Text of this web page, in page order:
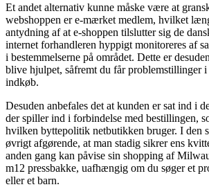
Et andet alternativ kunne måske være at
webshoppen er e-mærket medlem, hvilket
antydning af at e-shoppen tilslutter sig de
internet forhandleren hyppigt monitoreres af
i bestemmelserne på området. Dette er
blive hjulpet, såfremt du får problemstillinger i
indkøb.
Desuden anbefales det at kunden er sat ind i
der spiller ind i forbindelse med bestillingen,
hvilken byttepolitik netbutikken bruger. I den
øvrigt afgørende, at man stadig sikrer ens
anden gang kan påvise sin shopping af
m12 pressbakke, uafhængig om du søger et
eller et barn.